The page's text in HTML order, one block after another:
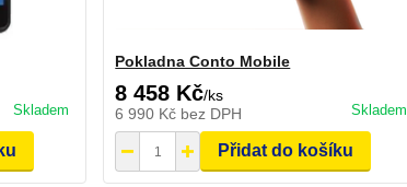
Skladem
Pokladna Conto Mobile
8 458 Kč/ks
6 990 Kč bez DPH Skladem
Přidat do košíku